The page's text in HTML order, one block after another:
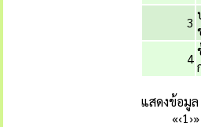
3
4
แสดงข้อมูล
«‹1›»